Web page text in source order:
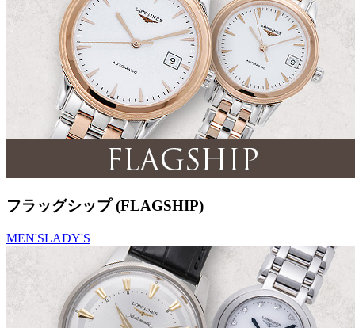
フラッグシップ (FLAGSHIP)
MEN'SLADY'S